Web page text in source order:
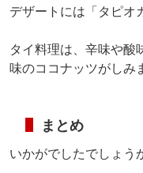
デザートには「タピオ
タイ料理は、辛味や酸
味のココナッツがしみ
まとめ
いかがでしたでしょう